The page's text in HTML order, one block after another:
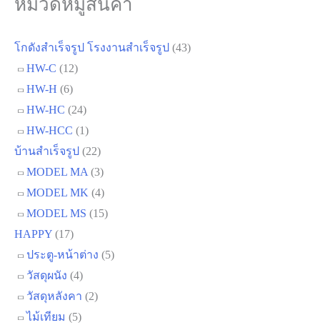
หมวดหมู่สินค้า
โกดังสำเร็จรูป โรงงานสำเร็จรูป (43)
HW-C (12)
HW-H (6)
HW-HC (24)
HW-HCC (1)
บ้านสำเร็จรูป (22)
MODEL MA (3)
MODEL MK (4)
MODEL MS (15)
HAPPY (17)
ประตู-หน้าต่าง (5)
วัสดุผนัง (4)
วัสดุหลังคา (2)
ไม้เทียม (5)